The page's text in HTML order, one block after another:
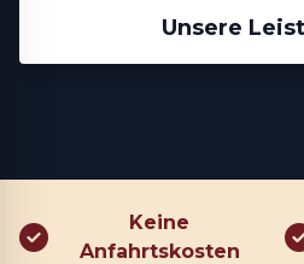
Unsere
Keine
Anfahrtskosten